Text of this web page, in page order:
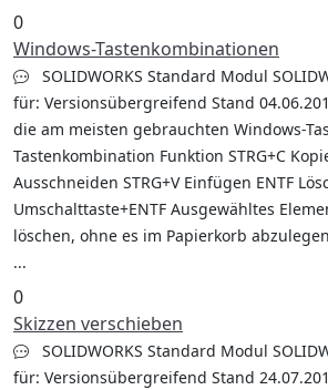
0
Windows-Tastenkombinationen
SOLIDWORKS Standard Modul
für: Versionsübergreifend Stand
die am meisten gebrauchten Windows-
Tastenkombination Funktion STRG+C
Ausschneiden STRG+V Einfügen ENTF
Umschalttaste+ENTF Ausgewähltes
löschen, ohne es im Papierkorb
...
0
Skizzen verschieben
SOLIDWORKS Standard Modul
für: Versionsübergreifend Stand